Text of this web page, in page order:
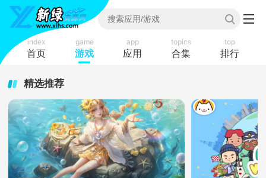
index
首页
game
游戏
app
应用
topics
合集
top
排行
精选推荐